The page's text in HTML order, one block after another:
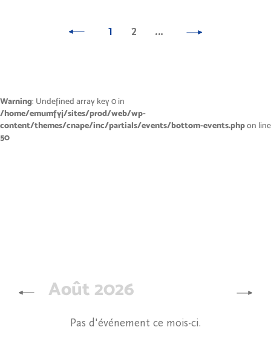
1 2 …
Warning: Undefined array key 0 in
/home/emumfyj/sites/prod/web/wp-
content/themes/cnape/inc/partials/events/bottom-events.phpon line
50
Août 2026
Pas d'événement ce mois-ci.